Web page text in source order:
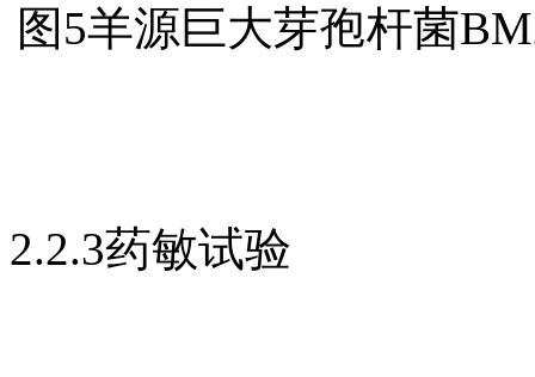
图5羊源巨大芽孢杆菌
2.2.3药敏试验